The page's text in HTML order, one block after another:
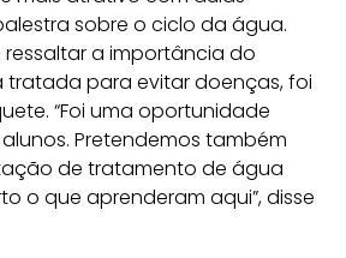
sobre o ciclo da água.
a importância do
para evitar doenças, foi
“Foi uma oportunidade
Pretendemos também
de tratamento de água
o que aprenderam aqui”, disse